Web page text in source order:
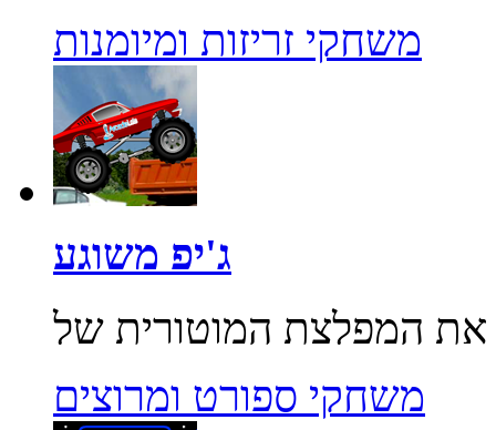
משחקי זריזות ומיומנות
ג'יפ משוגע
משחקי ספורט ומרוצים